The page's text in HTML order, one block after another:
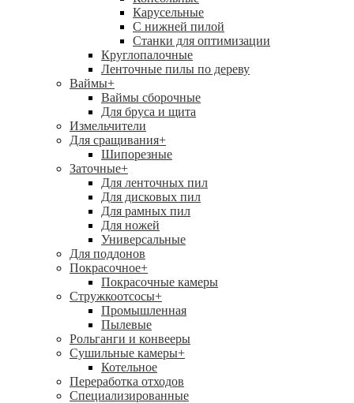
Карусельные
С нижней пилой
Станки для оптимизации
Круглопалочные
Ленточные пилы по дереву
Ваймы+
Ваймы сборочные
Для бруса и щита
Измельчители
Для сращивания+
Шипорезные
Заточные+
Для ленточных пил
Для дисковых пил
Для рамных пил
Для ножей
Универсальные
Для поддонов
Покрасочное+
Покрасочные камеры
Стружкоотсосы+
Промышленная
Пылевые
Рольганги и конвееры
Сушильные камеры+
Котельное
Переработка отходов
Специализированные